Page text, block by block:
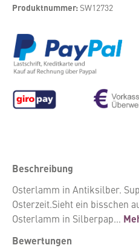
Produktnummer: SW12732
Beschreibung
Osterlamm in Antiksilber.
Osterzeit.Sieht ein bisschen
Osterlamm in Silberpap…
Bewertungen